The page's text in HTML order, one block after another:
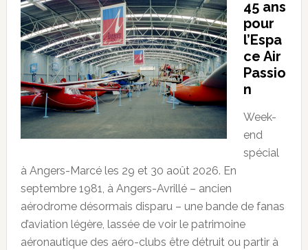
45 ans
pour
l’Espa
ce Air
Passio
n
Week-
end
spécial
à Angers-Marcé les 29 et 30 août 2026. En
septembre 1981, à Angers-Avrillé – ancien
aérodrome désormais disparu – une bande de fanas
d’aviation légère, lassée de voir le patrimoine
aéronautique des aéro-clubs être détruit ou partir à